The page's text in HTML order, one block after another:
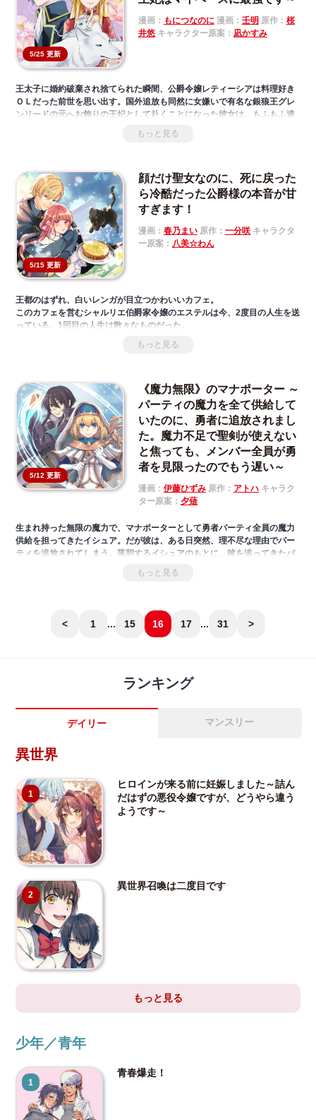
5/25 更新
漫画： もにつなのに 漫画： 壬明 原作： 桜
井悠キャラクター原案： 凪かすみ
王太子に婚約破棄され捨てられた瞬間、公爵令嬢レティーシアは料理好き
ＯＬだった前世を思い出す。国外追放も同然に女嫌いで有名な銀狼王グレ
ンリードの元へお飾りの王妃として赴くことになった彼女は、もふもふ達
に囲まれた離宮で、マイペースな毎日を過ごす。だがある日、美しい銀の
狼と出会い餌付けして以来、グレンリードの態度が徐々に変化してい
本作品の作画につきまして、もにつなのに先生から、壬明先生に変更とな
りました。これに伴い、第６話（１）～（３）は、壬明先生の作画に変更
をさせていただいております。引き続き本作品をお楽しみください。
もっと見る
5/15 更新
顔だけ聖女なのに、死に戻った
ら冷酷だった公爵様の本音が甘
すぎます！
漫画： 春乃まい原作： 一分咲キャラクタ
ー原案： 八美☆わん
王都のはずれ、白いレンガが目立つかわいいカフェ。
このカフェを営むシャルリエ伯爵家令嬢のエステルは今、2度目の人生を送
っている。1回目の人生は散々なものだった。
見た目が美しいだけのエステルは『顔だけ聖女』と揶揄された。
……でも、2度目の人生も困ったもので、冷酷だった公爵様がなぜか甘い言
葉を囁くようになっていて、好きとかかわいいとか慣れない言葉をたくさ
ん浴びせてきて――？
もっと見る
5/12 更新
《魔力無限》のマナポーター ～
パーティの魔力を全て供給して
いたのに、勇者に追放されまし
た。魔力不足で聖剣が使えない
と焦っても、メンバー全員が勇
者を見限ったのでもう遅い～
漫画： 伊藤ひずみ原作： アトハキャラク
ター原案： 夕薙
生まれ持った無限の魔力で、マナポーターとして勇者パーティ全員の魔力
供給を担ってきたイシュア。だが彼は、ある日突然、理不尽な理由でパー
ティを追放されてしまう。落胆するイシュアのもとに、彼を追ってきたパ
ーティ仲間の聖女アリアの姿が。実は追放は勇者の独断で、彼女はイシュ
アが自分たちを見捨てたと思い、連れ戻しに来たのだった。真実を知った
もっと見る
< 1 ... 15 16 17 ... 31 >
ランキング
デイリー マンスリー
異世界
1
ヒロインが来る前に妊娠しました～詰ん
だはずの悪役令嬢ですが、どうやら違う
ようです～
2
異世界召喚は二度目です
もっと見る
少年／青年
1
青春爆走！